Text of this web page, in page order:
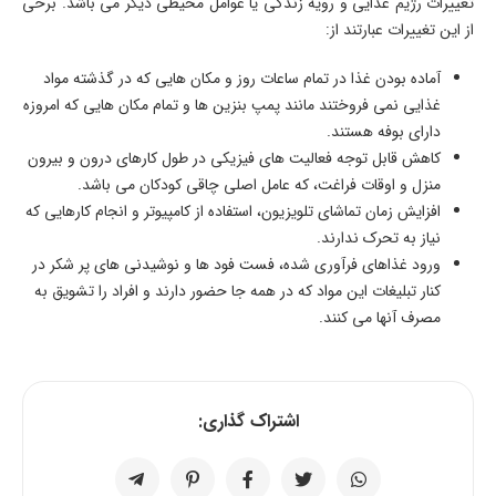
از این تغییرات عبارتند از:
آماده بودن غذا در تمام ساعات روز و مکان هایی که در گذشته مواد
غذایی نمی فروختند مانند پمپ بنزین ها و تمام مکان هایی که امروزه
دارای بوفه هستند.
کاهش قابل توجه فعالیت های فیزیکی در طول کارهای درون و بیرون
منزل و اوقات فراغت، که عامل اصلی چاقی کودکان می باشد.
افزایش زمان تماشای تلویزیون، استفاده از کامپیوتر و انجام کارهایی که
نیاز به تحرک ندارند.
ورود غذاهای فرآوری شده، فست فود ها و نوشیدنی های پر شکر در
کنار تبلیغات این مواد که در همه جا حضور دارند و افراد را تشویق به
مصرف آنها می کنند.
اشتراک گذاری: